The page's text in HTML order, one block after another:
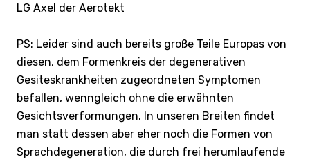
LG Axel der Aerotekt
PS: Leider sind auch bereits große Teile Europas von
diesen, dem Formenkreis der degenerativen
Gesiteskrankheiten zugeordneten Symptomen
befallen, wenngleich ohne die erwähnten
Gesichtsverformungen. In unseren Breiten findet
man statt dessen aber eher noch die Formen von
Sprachdegeneration, die durch frei herumlaufende